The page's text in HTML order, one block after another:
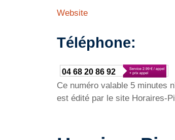
Website
Téléphone:
04 68 20 86 92
Ce numéro valable 5 minutes
est édité par le site Horaires-